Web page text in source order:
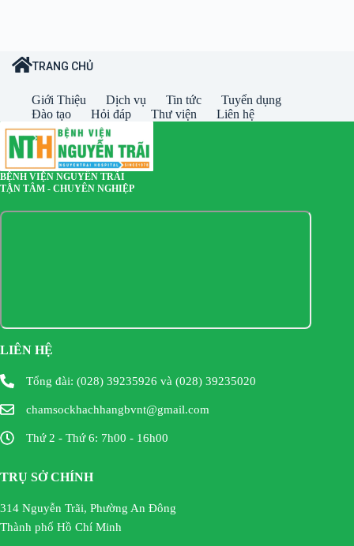
TRANG CHỦ
Giới Thiệu Dịch vụ Tin tức
Tuyển dụng
Đào tạo
Hỏi đáp Thư viện Liên hệ
BỆNH VIỆN NGUYỄN TRÃI
TẬN TÂM - CHUYÊN NGHIỆP
LIÊN HỆ
Tổng đài: (028) 39235926 và (028) 39235020
chamsockhachhangbvnt@gmail.com
Thứ 2 - Thứ 6: 7h00 - 16h00
TRỤ SỞ CHÍNH
314 Nguyễn Trãi, Phường An Đông
Thành phố Hồ Chí Minh